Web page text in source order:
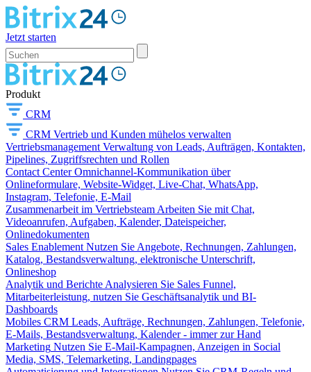
Jetzt starten
Produkt
CRM
CRM Vertrieb und Kunden mühelos verwalten
Vertriebsmanagement Verwaltung von Leads, Aufträgen, Kontakten,
Pipelines, Zugriffsrechten und Rollen
Contact Center Omnichannel-Kommunikation über
Onlineformulare, Website-Widget, Live-Chat, WhatsApp,
Instagram, Telefonie, E-Mail
Zusammenarbeit im Vertriebsteam Arbeiten Sie mit Chat,
Videoanrufen, Aufgaben, Kalender, Dateispeicher,
Onlinedokumenten
Sales Enablement Nutzen Sie Angebote, Rechnungen, Zahlungen,
Katalog, Bestandsverwaltung, elektronische Unterschrift,
Onlineshop
Analytik und Berichte Analysieren Sie Sales Funnel,
Mitarbeiterleistung, nutzen Sie Geschäftsanalytik und BI-
Dashboards
Mobiles CRM Leads, Aufträge, Rechnungen, Zahlungen, Telefonie,
E-Mails, Bestandsverwaltung, Kalender - immer zur Hand
Marketing Nutzen Sie E-Mail-Kampagnen, Anzeigen in Social
Media, SMS, Telemarketing, Landingpages